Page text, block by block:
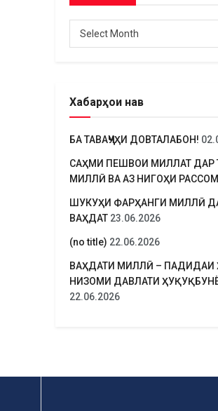
Select Month
Хабарҳои нав
БА ТАВАҶҶУҲИ ДОВТАЛАБОН!
САҲМИ ПЕШВОИ МИЛЛАТ ДАР
МИЛЛӢ ВА АЗ НИГОҲИ
ШУКУҲИ ФАРҲАНГИ МИЛЛӢ
ВАҲДАТ 23.06.2026
(no title) 22.06.2026
ВАҲДАТИ МИЛЛӢ – ПАДИДАИ
НИЗОМИ ДАВЛАТИ
22.06.2026